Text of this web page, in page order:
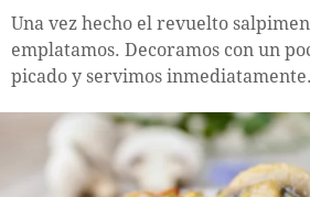
Una vez hecho el revuelto
emplatamos. Decoramos con un
picado y servimos inmediatamente.